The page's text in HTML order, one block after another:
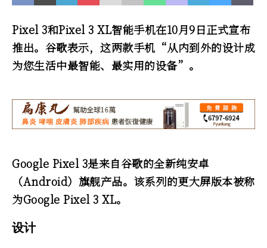
Pixel 3和Pixel 3 XL智能手机在10月9日正式宣布
推出。谷歌表示，这两款手机“从内到外的设计成
为您生活中最智能、最实用的设备”。
Google Pixel 3是来自谷歌的全新纯安卓
（Android）旗舰产品。该系列的更大屏版本被称
为Google Pixel 3 XL。
设计